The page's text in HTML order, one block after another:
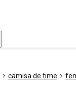
camisa de time